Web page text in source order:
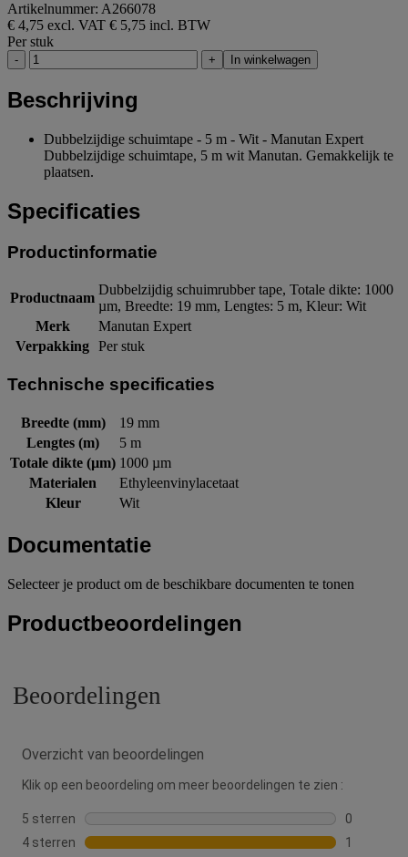
Artikelnummer: A266078
€ 4,75 excl. VAT € 5,75 incl. BTW
Per stuk
- + In winkelwagen
Beschrijving
Dubbelzijdige schuimtape - 5 m - Wit - Manutan Expert
Dubbelzijdige schuimtape, 5 m wit Manutan. Gemakkelijk te
plaatsen.
Specificaties
Productinformatie
Productnaam
Dubbelzijdig schuimrubber tape, Totale dikte: 1000
µm, Breedte: 19 mm, Lengtes: 5 m, Kleur: Wit
Merk
Manutan Expert
Verpakking Per stuk
Technische specificaties
Breedte (mm)
19 mm
Lengtes (m)
5 m
Totale dikte (µm) 1000 µm
Materialen
Ethyleenvinylacetaat
Kleur
Wit
Documentatie
Selecteer je product om de beschikbare documenten te tonen
Productbeoordelingen